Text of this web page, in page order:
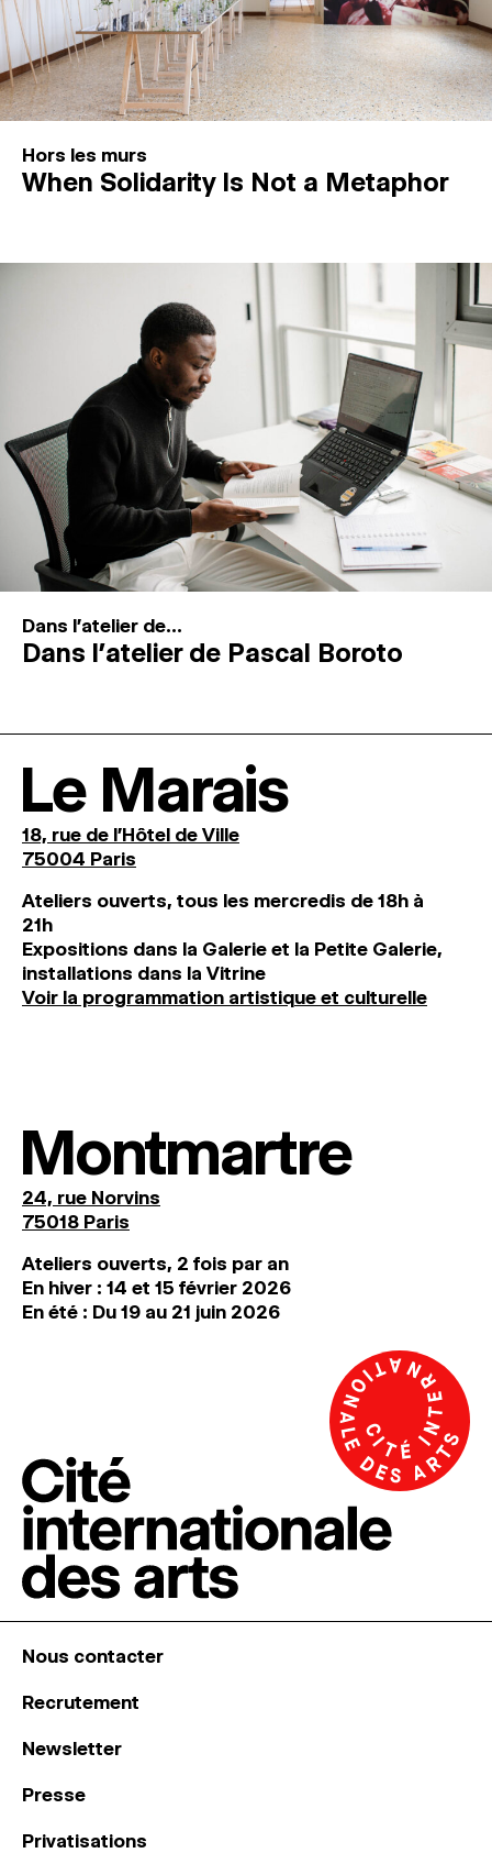
Hors les murs
When Solidarity Is Not a Metaphor
Dans l'atelier de...
Dans l’atelier de Pascal Boroto
Le Marais
18, rue de l'Hôtel de Ville
75004 Paris
Ateliers ouverts, tous les mercredis de 18h à
21h
Expositions dans la Galerie et la Petite Galerie,
installations dans la Vitrine
Voir la programmation artistique et culturelle
Montmartre
24, rue Norvins
75018 Paris
Ateliers ouverts, 2 fois par an
En hiver : 14 et 15 février 2026
En été : Du 19 au 21 juin 2026
Nous contacter
Recrutement
Newsletter
Presse
Privatisations